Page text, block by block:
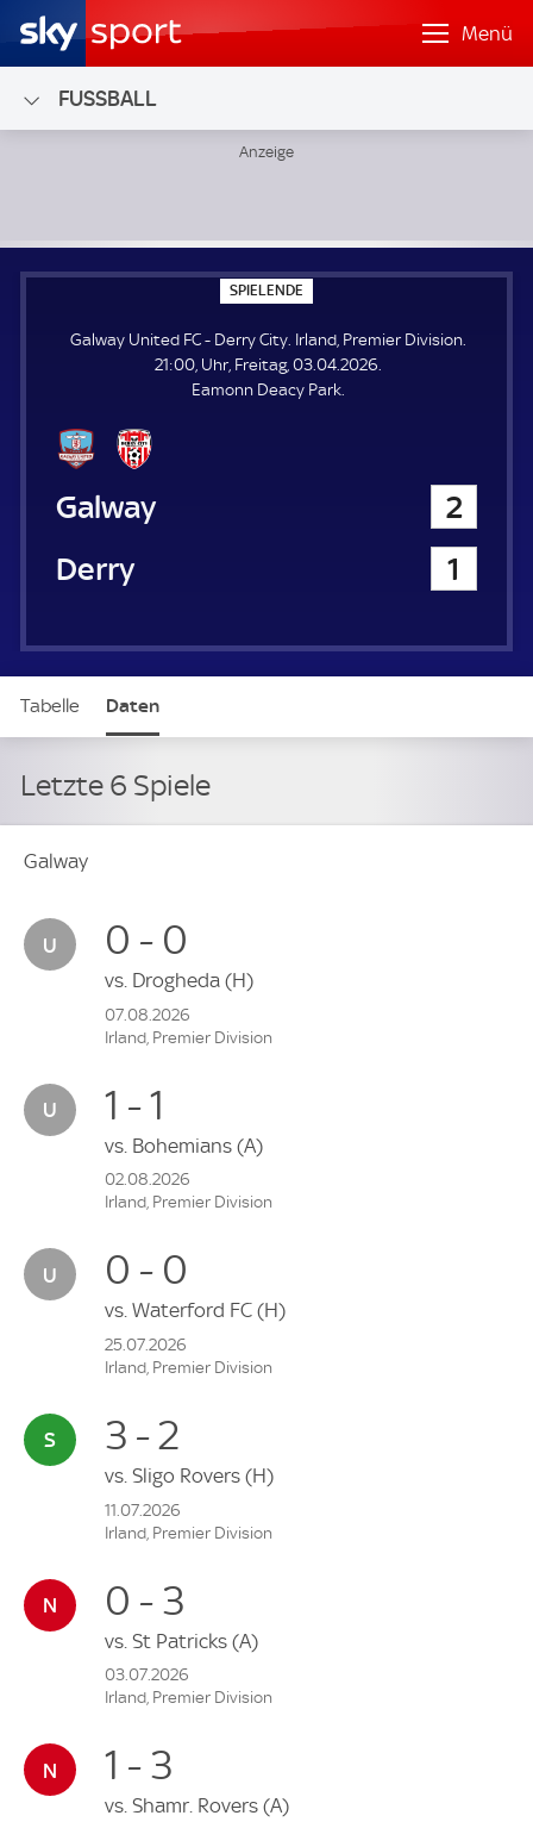
Menü
FUSSBALL
SPIELENDE
P
E
L
E
N
Galway United FC - Derry City. Irland, Premier Division.
21:00, Uhr, Freitag, 03.04.2026.
Eamonn Deacy Park.
Galway United FC
2
Derry City
1
Tabelle Daten
Letzte 6 Spiele
Galway
0 - 0
vs. Drogheda (H)
07.08.2026
Irland, Premier Division
1 - 1
vs. Bohemians (A)
02.08.2026
Irland, Premier Division
0 - 0
vs. Waterford FC (H)
25.07.2026
Irland, Premier Division
3 - 2
vs. Sligo Rovers (H)
11.07.2026
Irland, Premier Division
0 - 3
vs. St Patricks (A)
03.07.2026
Irland, Premier Division
1 - 3
vs. Shamr. Rovers (A)